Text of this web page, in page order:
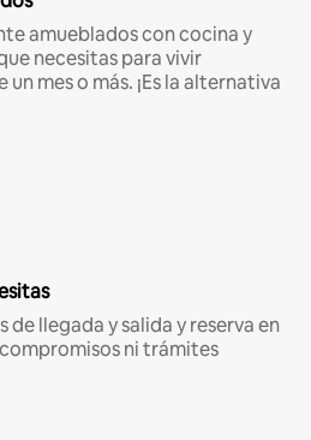
amueblados con cocina y
necesitas para vivir
mes o más. ¡Es la alternativa
de llegada y salida y reserva en
ni trámites